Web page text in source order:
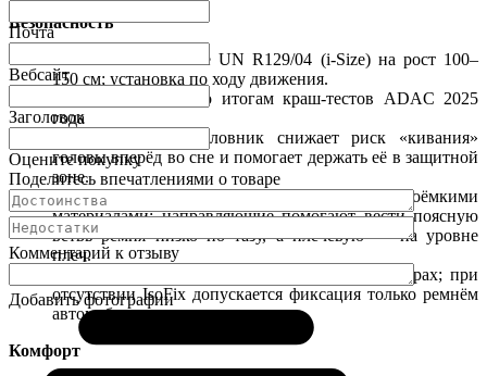
Безопасность
полное соответствие UN R129/04 (i-Size) на рост 100–
150 см; установка по ходу движения.
оценка "хорошо" по итогам краш-тестов ADAC 2025
года
наклоняемый подголовник снижает риск «кивания»
головы вперёд во сне и помогает держать её в защитной
зоне.
корпус с боковой защитой и энергоёмкими
материалами; направляющие помогают вести поясную
ветвь ремня низко по тазу, а плечевую — на уровне
плеч.
IsoFix уменьшает смещения кресла при манёврах; при
отсутствии IsoFix допускается фиксация только ремнём
автомобиля
Комфорт
Почта
Вебсайт
Заголовок
Оцените покупку
Поделитесь впечатлениями о товаре
Комментарий к отзыву
Добавить фотографии